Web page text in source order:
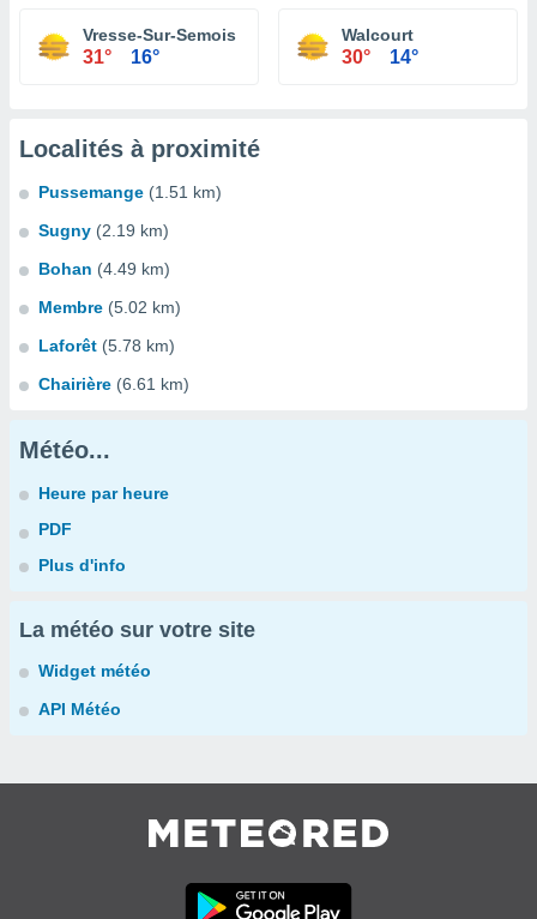
Vresse-Sur-Semois
31° 16°
Walcourt
30° 14°
Localités à proximité
Pussemange (1.51 km)
Sugny (2.19 km)
Bohan (4.49 km)
Membre (5.02 km)
Laforêt (5.78 km)
Chairière (6.61 km)
Météo...
Heure par heure
PDF
Plus d'info
La météo sur votre site
Widget météo
API Météo